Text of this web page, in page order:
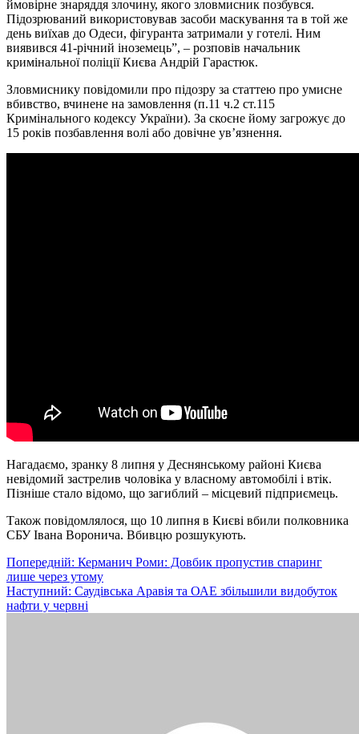
ймовірне знаряддя злочину, якого зловмисник позбувся.
Підозрюваний використовував засоби маскування та в той же
день виїхав до Одеси, фігуранта затримали у готелі. Ним
виявився 41-річний іноземець”, – розповів начальник
кримінальної поліції Києва Андрій Гарастюк.
Зловмиснику повідомили про підозру за статтею про умисне
вбивство, вчинене на замовлення (п.11 ч.2 ст.115
Кримінального кодексу України). За скоєне йому загрожує до
15 років позбавлення волі або довічне ув’язнення.
Нагадаємо, зранку 8 липня у Деснянському районі Києва
невідомий застрелив чоловіка у власному автомобілі і втік.
Пізніше стало відомо, що загиблий – місцевий підприємець.
Також повідомлялося, що 10 липня в Києві вбили полковника
СБУ Івана Воронича. Вбивцю розшукують.
Навігація
записів
Попередній: Керманич Роми: Довбик пропустив спаринг
лише через утому
Наступний: Саудівська Аравія та ОАЕ збільшили видобуток
нафти у червні